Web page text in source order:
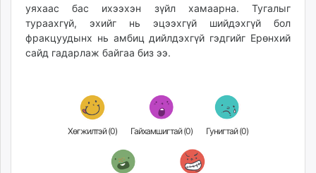
уяхаас бас ихээхэн зүйл хамаарна. Тугалыг
тураахгүй, эхийг нь эцээхгүй шийдэхгүй бол
фракцуудынх нь амбиц дийлдэхгүй гэдгийг Ерөнхий
сайд гадарлаж байгаа биз ээ.
Хөгжилтэй (0) Гайхамшигтай (0) Гунигтай (0)